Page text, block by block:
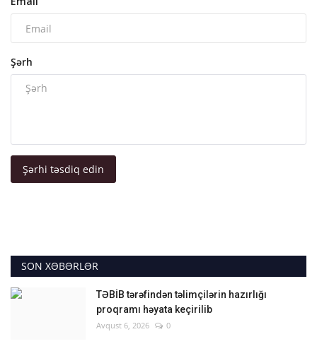
Şərh
Şərhi təsdiq edin
SON XƏBƏRLƏR
TƏBİB tərəfindən təlimçilərin hazırlığı
proqramı həyata keçirilib
Avqust 6, 2026 0